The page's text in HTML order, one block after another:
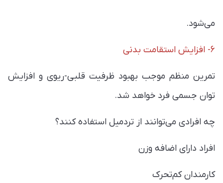
می‌شود.
۶- افزایش استقامت بدنی
تمرین منظم موجب بهبود ظرفیت قلبی-ریوی و افزایش
توان جسمی فرد خواهد شد.
چه افرادی می‌توانند از تردمیل استفاده کنند؟
افراد دارای اضافه وزن
کارمندان کم‌تحرک